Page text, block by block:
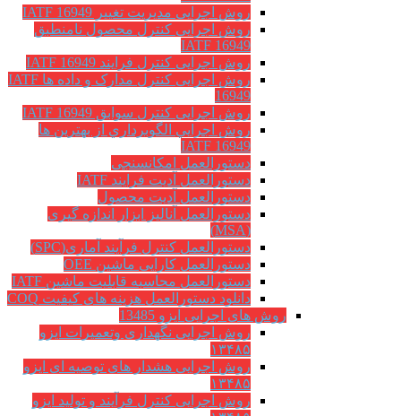
روش اجرایی مدیریت تغییر IATF 16949
روش اجرایی کنترل محصول نامنطبق
IATF 16949
روش اجرایی کنترل فرایند IATF 16949
روش اجرایی کنترل مدارک و داده ها IATF
16949
روش اجرایی کنترل سوابق IATF 16949
روش اجرايي الگوبرداري از بهترين ها
IATF 16949
دستورالعمل امکانسنجی
دستورالعمل آدیت فرایند IATF
دستورالعمل آدیت محصول
دستورالعمل آنالیز ابزار اندازه گیری
(MSA)
دستورالعمل کنترل فرآیند آماری(SPC)
دستورالعمل کارایی ماشین OEE
دستورالعمل محاسبه قابلیت ماشین IATF
دانلود دستورالعمل هزینه های کیفیت COQ
روش های اجرایی ایزو 13485
روش اجرایی نگهداری وتعمیرات ایزو
۱۳۴۸۵
روش اجرایی هشدار های توصیه ای ایزو
۱۳۴۸۵
روش اجرایی کنترل فرآیند و تولید ایزو